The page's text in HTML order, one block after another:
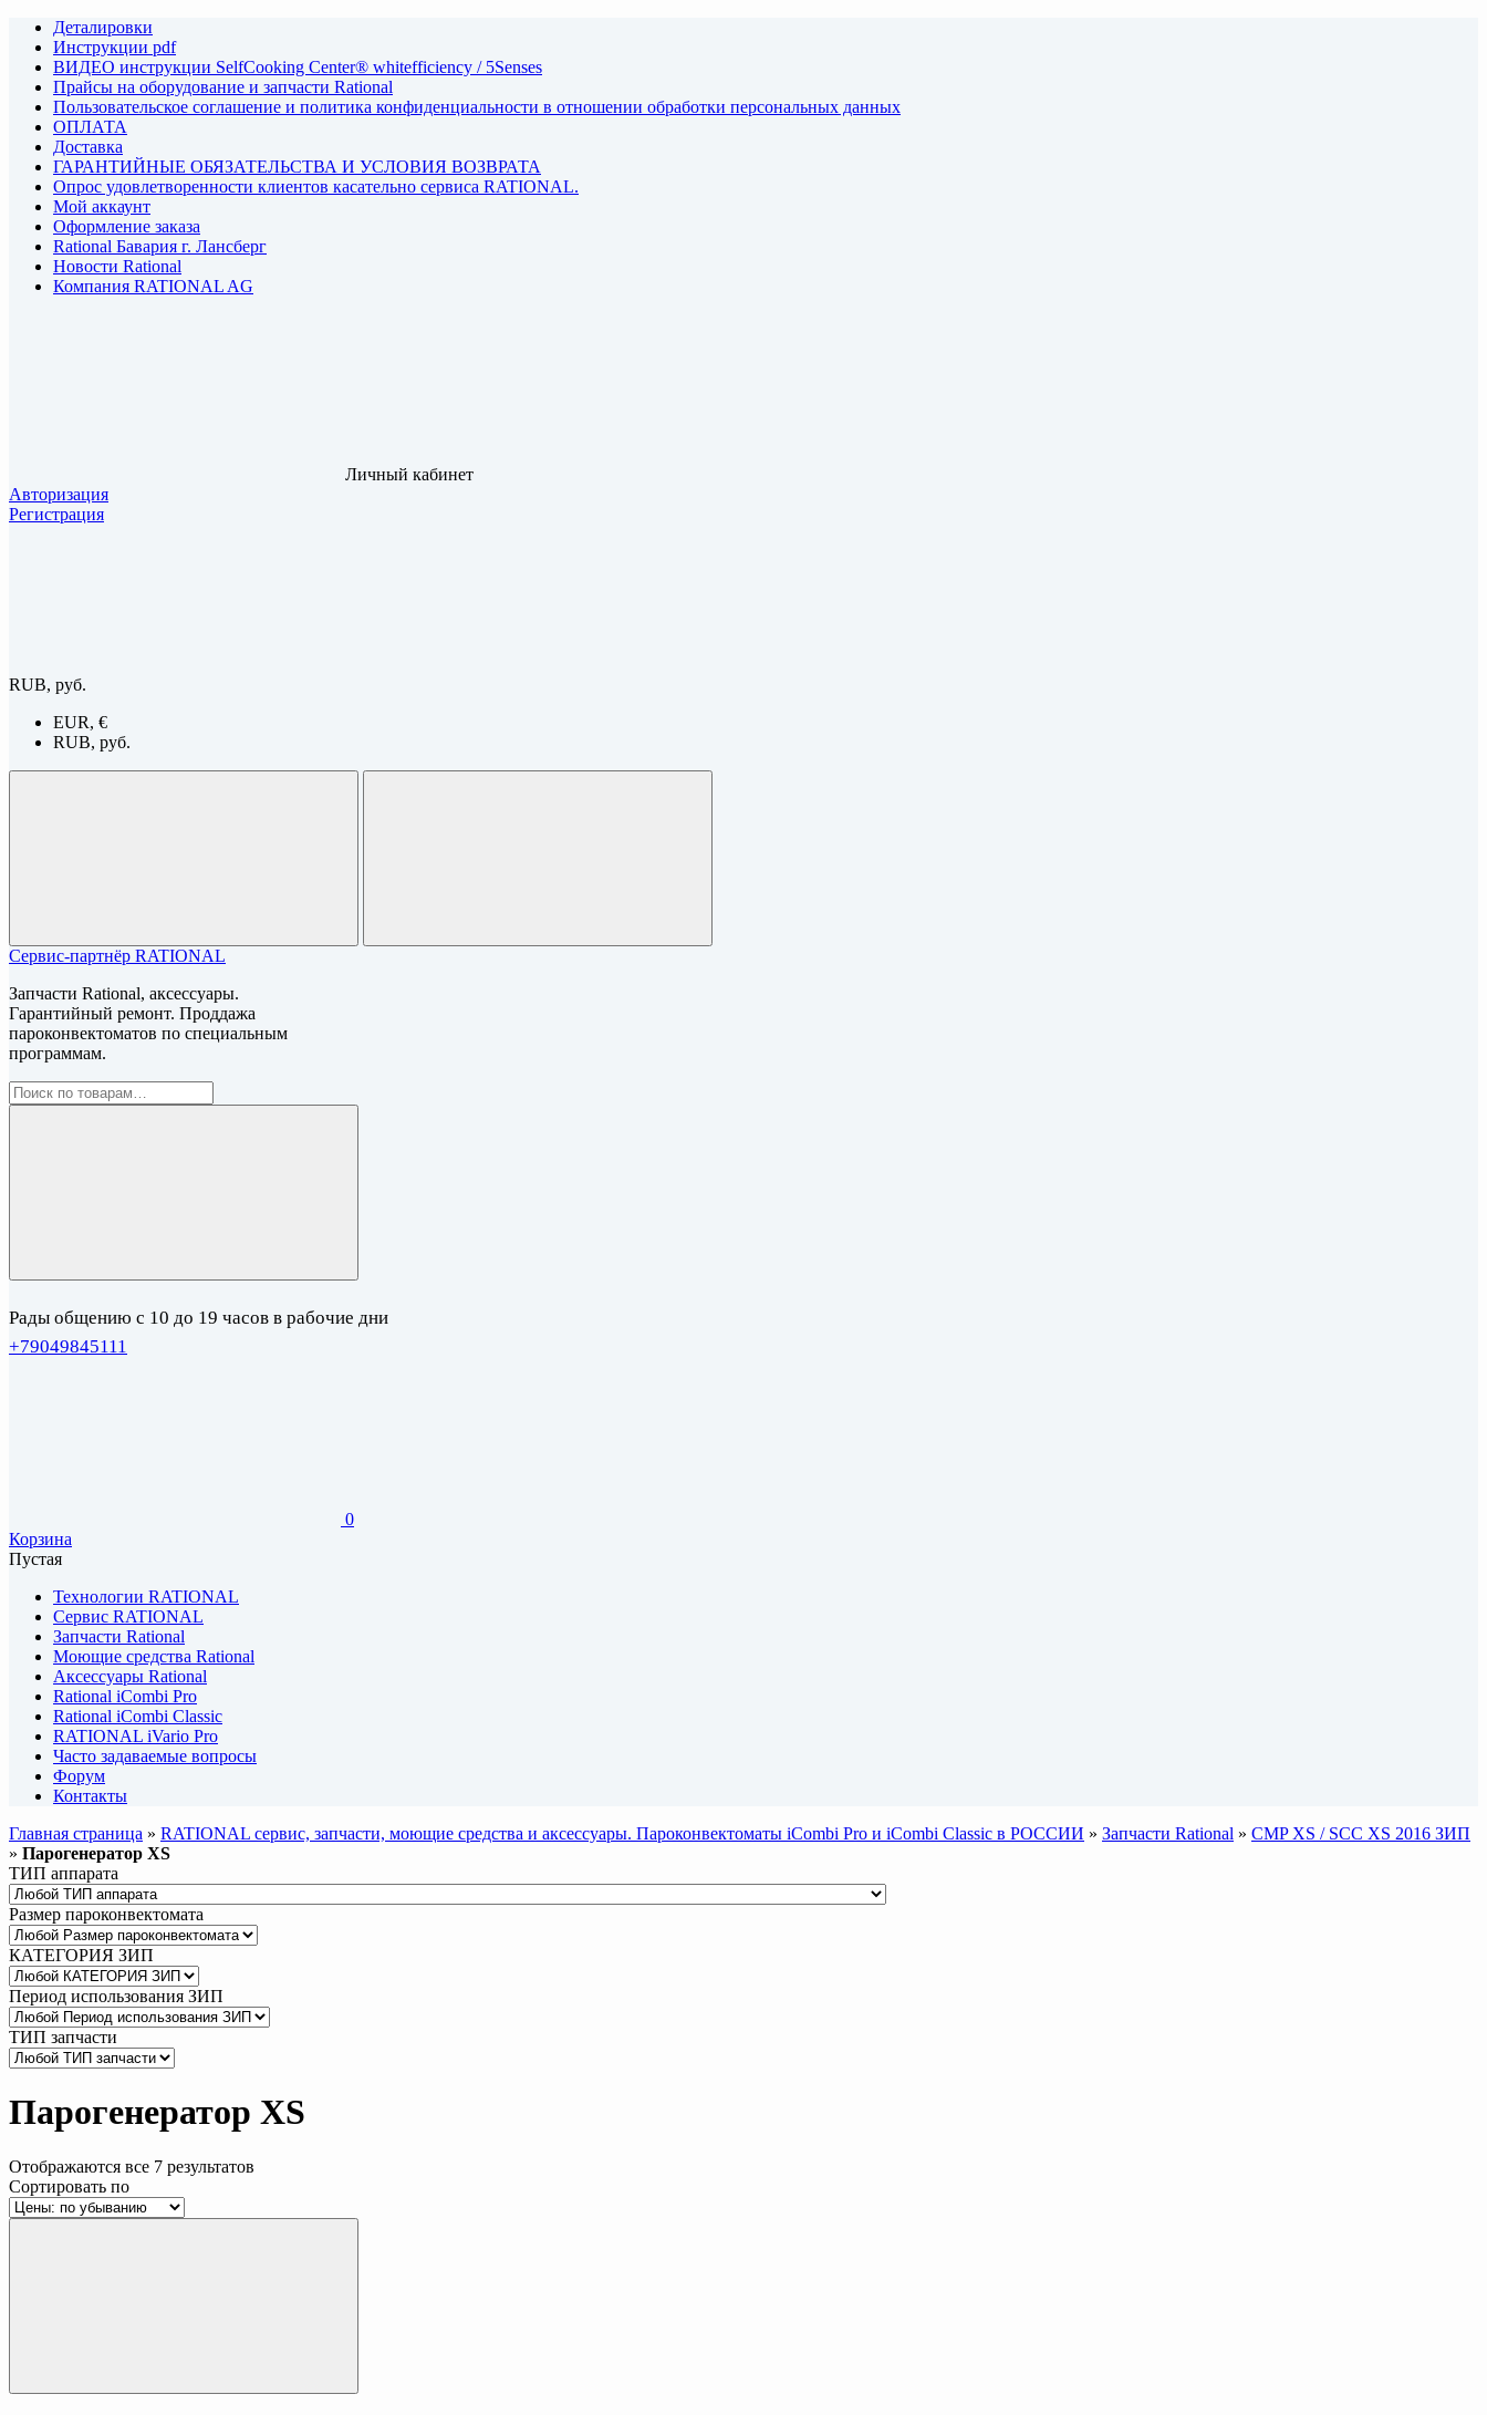
Деталировки
Инструкции pdf
ВИДЕО инструкции SelfCooking Center® whitefficiency / 5Senses
Прайсы на оборудование и запчасти Rational
Пользовательское соглашение и политика конфиденциальности в отношении обработки персональных данных
ОПЛАТА
Доставка
ГАРАНТИЙНЫЕ ОБЯЗАТЕЛЬСТВА И УСЛОВИЯ ВОЗВРАТА
Опрос удовлетворенности клиентов касательно сервиса RATIONAL.
Мой аккаунт
Оформление заказа
Rational Бавария г. Лансберг
Новости Rational
Компания RATIONAL AG
Личный кабинет
Авторизация
Регистрация
RUB, руб.
EUR, €
RUB, руб.
Сервис-партнёр RATIONAL
Запчасти Rational, аксессуары.
Гарантийный ремонт. Проддажа
пароконвектоматов по специальным
программам.
Рады общению с 10 до 19 часов в рабочие дни
+79049845111
0
Корзина
Пустая
Технологии RATIONAL
Сервис RATIONAL
Запчасти Rational
Моющие средства Rational
Аксессуары Rational
Rational iCombi Pro
Rational iCombi Classic
RATIONAL iVario Pro
Часто задаваемые вопросы
Форум
Контакты
Главная страница » RATIONAL сервис, запчасти, моющие средства и аксессуары. Пароконвектоматы iCombi Pro и iCombi Classic в РОССИИ » Запчасти Rational » CMP XS / SCC XS 2016 ЗИП
» Парогенератор XS
ТИП аппарата
Размер пароконвектомата
КАТЕГОРИЯ ЗИП
Период использования ЗИП
ТИП запчасти
Парогенератор XS
Отображаются все 7 результатов
Сортировать по